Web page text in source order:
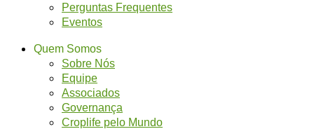
Perguntas Frequentes
Eventos
Quem Somos
Sobre Nós
Equipe
Associados
Governança
Croplife pelo Mundo